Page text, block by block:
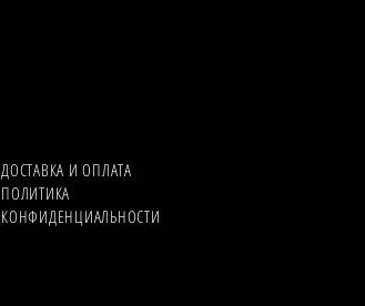
ДОСТАВКА И ОПЛАТА
ПОЛИТИКА
КОНФИДЕНЦИАЛЬНОСТИ